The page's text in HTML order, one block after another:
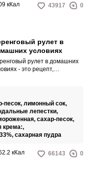
кКал 43917 0
рулет в
условиях
рулет в домашних
- это рецепт,
с кремом и кислинкой
делает десерт
и не похожим
выпечку.
песок, лимонный сок,
лепестки,
сахар-песок,
крема:,
сахарная пудра
кКал 66143 0